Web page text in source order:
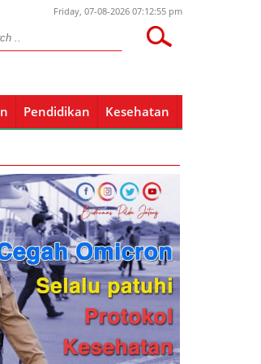
Friday, 07-08-2026 07:12:55 pm
Survey KTL di Bojonegoro
Pendidikan Kesehatan